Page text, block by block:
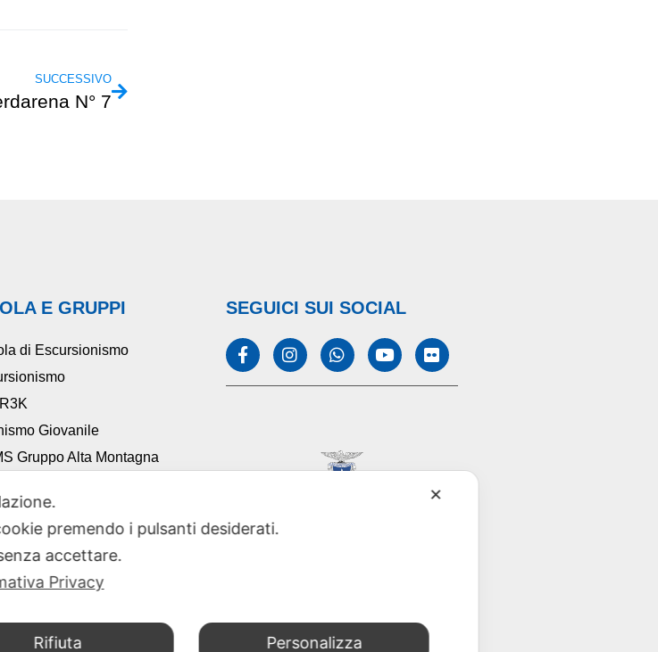
SUCCESSIVO
N° 7
E GRUPPI
di Escursionismo
Giovanile
Gruppo Alta Montagna
Tutela Ambiente Montano
Scientifico Sezionale
SEGUICI SUI SOCIAL
✕
premendo i pulsanti desiderati.
accettare.
Privacy
Rifiuta Personalizza